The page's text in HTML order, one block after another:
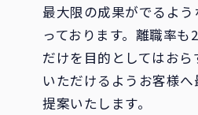
最大限の成果がでるよ
っております。離職率も
だけを目的としてはお
いただけるようお客様
提案いたします。